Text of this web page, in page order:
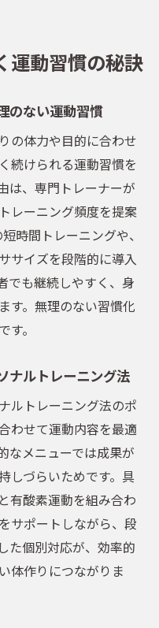
運動習慣の秘訣
のない運動習慣
の体力や目的に合わせ
続けられる運動習慣を
は、専門トレーナーが
レーニング頻度を提案
時間トレーニングや、
サイズを段階的に導入
でも継続しやすく、身
す。無理のない習慣化
。
ナルトレーニング法
ルトレーニング法のポ
わせて運動内容を最適
なメニューでは成果が
しづらいためです。具
有酸素運動を組み合わ
サポートしながら、段
た個別対応が、効率的
体作りにつながりま